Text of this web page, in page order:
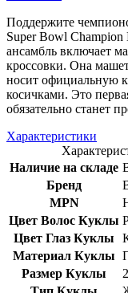
Поддержите
Super Bowl
ансамбль включает
кроссовки. Она
носит официальную
косичками. Это
обязательно станет
Характеристики
Наличие на складе
Бренд
MPN
Цвет Волос Куклы
Цвет Глаз Куклы
Материал Куклы
Размер Куклы